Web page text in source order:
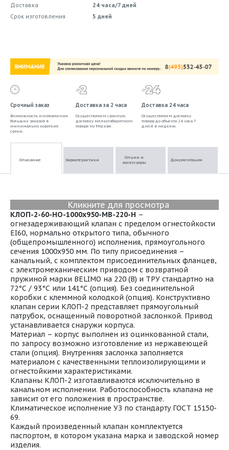
Доставка
24 часа/7 дней
Срок изготовления
5 дней
Срочный заказ
Возможность изготовления
больших заказов в
минимально короткие
сроки.
Доставка за 2 часа
Осуществляем срочную
доставку мелкогабаритного
товара по Москве.
Доставка 24 часа
Осуществляем доставку
товара до объекта 24 часа 7
дней в неделю.
Описание Характеристики
Опции и
аксессуары
Документация
Кликните для просмотра
КЛОП-2-60-НО-1000х950-МВ-220-Н –
огнезадерживающий клапан с пределом огнестойкости
EI60, нормально открытого типа, обычного
(общепромышленного) исполнения, прямоугольного
сечения 1000х950 мм. По типу присоединения –
канальный, с комплектом присоединительных фланцев,
с электромеханическим приводом с возвратной
пружиной марки BELIMO на 220 (В) и ТРУ стандартно на
72°С / 93°С или 141°С (опция). Без соединительной
коробки с клеммной колодкой (опция). Конструктивно
клапан серии КЛОП-2 представляет прямоугольный
патрубок, оснащенный поворотной заслонкой. Привод
устанавливается снаружи корпуса.
Материал – корпус выполнен из оцинкованной стали,
по запросу возможно изготовление из нержавеющей
стали (опция). Внутренняя заслонка заполняется
материалом с качественными теплоизолирующими и
огнестойкими характеристиками.
Клапаны КЛОП-2 изготавливаются исключительно в
канальном исполнении. Работоспособность клапана не
зависит от его положения в пространстве.
Климатическое исполнение УЗ по стандарту ГОСТ 15150-
69.
Каждый произведенный клапан комплектуется
паспортом, в котором указана марка и заводской номер
изделия.